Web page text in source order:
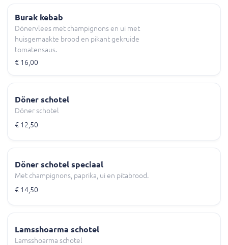
Burak kebab
Dönervlees met champignons en ui met
huisgemaakte brood en pikant gekruide
tomatensaus.
€ 16,00
Döner schotel
Döner schotel
€ 12,50
Döner schotel speciaal
Met champignons, paprika, ui en pitabrood.
€ 14,50
Lamsshoarma schotel
Lamsshoarma schotel